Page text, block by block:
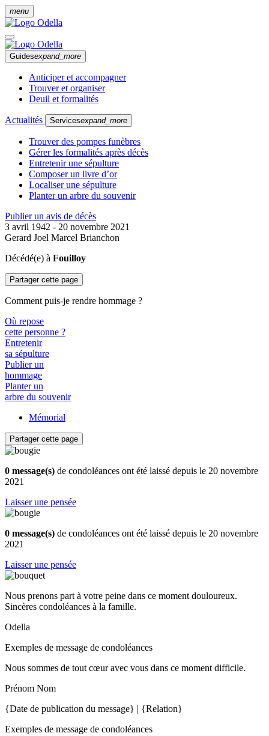
menu
Guidesexpand_more
Anticiper et accompagner
Trouver et organiser
Deuil et formalités
Actualités Servicesexpand_more
Trouver des pompes funèbres
Gérer les formalités après décès
Entretenir une sépulture
Composer un livre d’or
Localiser une sépulture
Planter un arbre du souvenir
Publier un avis de décès
3 avril 1942 - 20 novembre 2021
Gerard Joel Marcel Brianchon
Décédé(e) à Fouilloy
Partager cette page
Comment puis-je rendre hommage ?
Où repose
cette personne ?
Entretenir
sa sépulture
Publier un
hommage
Planter un
arbre du souvenir
Mémorial
Partager cette page
0 message(s) de condoléances ont été laissé depuis le 20 novembre
2021
Laisser une pensée
0 message(s) de condoléances ont été laissé depuis le 20 novembre
2021
Laisser une pensée
Nous prenons part à votre peine dans ce moment douloureux.
Sincères condoléances à la famille.
Odella
Exemples de message de condoléances
Nous sommes de tout cœur avec vous dans ce moment difficile.
Prénom Nom
{Date de publication du message} | {Relation}
Exemples de message de condoléances